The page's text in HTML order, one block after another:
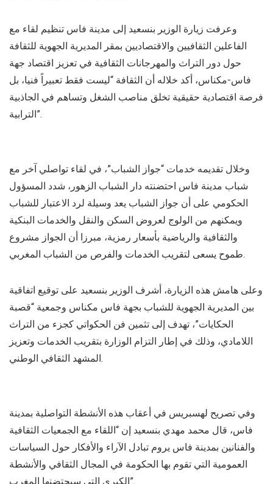
وعرفت زيارة الوزير بنسعيد إلى مدينة فاس تنظيم لقاء مع
الفاعلين الثقافيين والاقتصاديين بمقر المديرية الجهوية للثقافة
حول دور التراث والمهرجانات الثقافية في تعزيز اقتصاد جهة
فاس-مكناس، أكد خلاله أن الثقافة “ليست فقط تعبيراً فنيا، بل
فرصة اقتصادية حقيقية تخلق مناصب الشغل وتساهم في الجاذبية
الترابية”.
وخلال تقديمه خدمات “جواز الشباب”، في لقاء تواصلي آخر مع
شباب مدينة فاس احتضنته دار الشباب الزهور، شدد المسؤول
الحكومي على أن جواز الشباب يعد وسيلة لرد الاعتبار للشباب
ويمكنهم من الولوج لعروض السكن والنقل والخدمات البنكية
والثقافية والرياضية بأسعار رمزية، مبرزا أن الجواز مشروع
طموح يسعى لتقريب الخدمات والفرص من الشباب المغربي.
وعلى هامش هذه الزيارة، أشرف الوزير بنسعيد على توقيع اتفاقية
بين المديرية الجهوية للشباب بجهة فاس مكناس وجمعية “قصبة
الحكايات”، تهدف إلى تثمين فن الحكواتي كجزء من التراث
اللامادي، وذلك في إطار التزام الوزارة بتقريب الخدمات وتعزيز
المشهد الثقافي الوطني.
وفي تصريح لهسبريس في أعقاب هذه الأنشطة التواصلية بمدينة
فاس، قال محمد مهدي بنسعيد إن “اللقاء مع الجمعيات الثقافية
والفنانين بمدينة فاس يروم تبادل الآراء والأفكار حول السياسات
العمومية التي تقوم بها الحكومة في المجال الثقافي والأنشطة
الكبرى التي سيحتضنها المغرب”.